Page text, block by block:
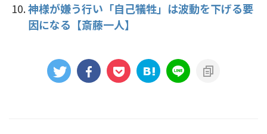
神様が嫌う行い「自己犠牲」は波動を下げる要
因になる【斎藤一人】